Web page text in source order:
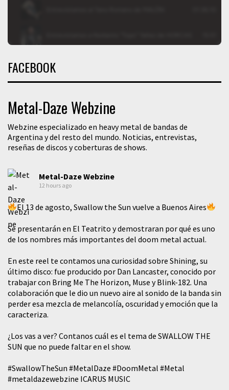
FACEBOOK
Metal-Daze Webzine
Webzine especializado en heavy metal de bandas de
Argentina y del resto del mundo. Noticias, entrevistas,
reseñas de discos y coberturas de shows.
Metal-Daze Webzine
12 hours ago
El 13 de agosto, Swallow the Sun vuelve a Buenos Aires
Se presentarán en El Teatrito y demostraran por qué es uno
de los nombres más importantes del doom metal actual.
En este reel te contamos una curiosidad sobre Shining, su
último disco: fue producido por Dan Lancaster, conocido por
trabajar con Bring Me The Horizon, Muse y Blink-182. Una
colaboración que le dio un nuevo aire al sonido de la banda sin
perder esa mezcla de melancolía, oscuridad y emoción que la
caracteriza.
¿Los vas a ver? Contanos cuál es el tema de SWALLOW THE
SUN que no puede faltar en el show.
#SwallowTheSun #MetalDaze #DoomMetal #Metal
#metaldazewebzine ICARUS MUSIC